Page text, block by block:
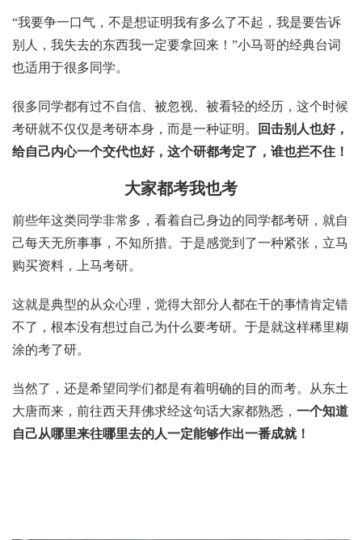
“我要争一口气，不是想证明我有多么了不起，我是要告诉
别人，我失去的东西我一定要拿回来！”小马哥的经典台词
也适用于很多同学。
很多同学都有过不自信、被忽视、被看轻的经历，这个时候
考研就不仅仅是考研本身，而是一种证明。
回击别人也好，
给自己内心一个交代也好，这个研都考定了，谁也拦不住！
大家都考我也考
前些年这类同学非常多，看着自己身边的同学都考研，就自
己每天无所事事，不知所措。于是感觉到了一种紧张，立马
购买资料，上马考研。
这就是典型的从众心理，觉得大部分人都在干的事情肯定错
不了，根本没有想过自己为什么要考研。于是就这样稀里糊
涂的考了研。
当然了，还是希望同学们都是有着明确的目的而考。从东土
大唐而来，前往西天拜佛求经这句话大家都熟悉， 一个知道
自己从哪里来往哪里去的人一定能够作出一番成就！